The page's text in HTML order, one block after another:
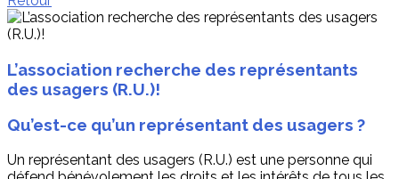
L’association recherche des représentants
des usagers (R.U.)!
Qu’est-ce qu’un représentant des usagers ?
Un représentant des usagers (R.U.) est une personne qui